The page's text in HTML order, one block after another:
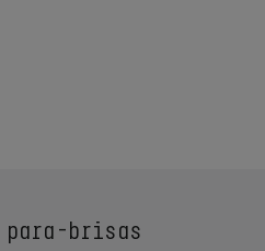
para-brisas